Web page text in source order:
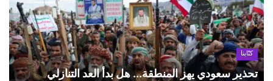
كتّابنا
تحذير سعودي يهز المنطقة... هل بدأ العد التنازلي